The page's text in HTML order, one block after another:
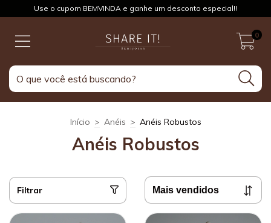
Use o cupom BEMVINDA e ganhe um desconto especial!!
0
Início > Anéis > Anéis Robustos
Anéis Robustos
Filtrar